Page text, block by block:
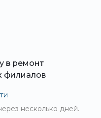
в ремонт
филиалов
несколько дней.